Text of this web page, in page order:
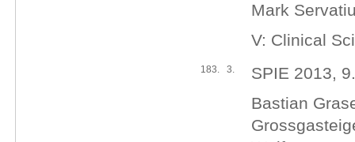
Mark
V: Clinical
183. 3.
SPIE 2013,
Bastian